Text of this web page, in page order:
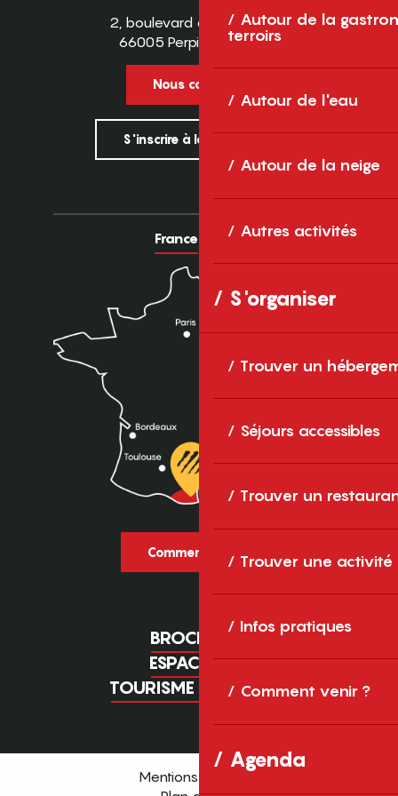
Autour de la
terroirs
Autour de l'eau
Autour de la neige
Autres activités
S'organiser
Trouver un
Séjours accessibles
Trouver un
Trouver une activité
Infos pratiques
Comment venir ?
Agenda
2, boulevard des Pyrénées
66005 Perpignan Cedex
Nous contacter
S'inscrire à la newsletter
France Europe
Comment venir ?
BROCHURES
ESPACE PRO
TOURISME D'AFFAIRES
Mentions légales